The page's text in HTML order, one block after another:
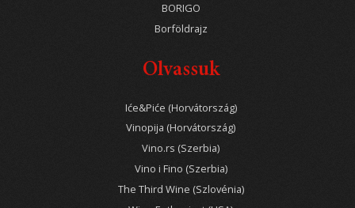
BORIGO
Borföldrajz
Olvassuk
Iće&Piće (Horvátország)
Vinopija (Horvátország)
Vino.rs (Szerbia)
Vino i Fino (Szerbia)
The Third Wine (Szlovénia)